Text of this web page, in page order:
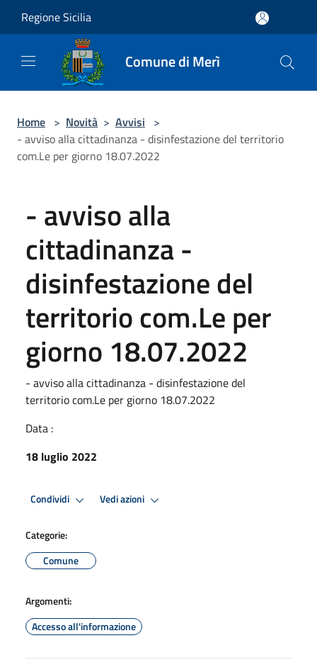
Regione Sicilia
Comune di Merì
Home > Novità > Avvisi >
- avviso alla cittadinanza - disinfestazione del territorio
com.Le per giorno 18.07.2022
- avviso alla
cittadinanza -
disinfestazione del
territorio com.Le per
giorno 18.07.2022
- avviso alla cittadinanza - disinfestazione del
territorio com.Le per giorno 18.07.2022
Data :
18 luglio 2022
Condividi Vedi azioni
Categorie:
Comune
Argomenti:
Accesso all'informazione